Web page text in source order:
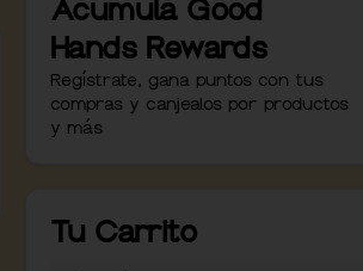
Acumula Good
Hands Rewards
Regístrate, gana puntos con tus
compras y canjealos por productos
y más
Tu Carrito